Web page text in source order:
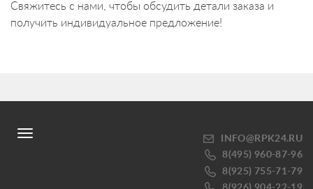
Свяжитесь с нами, чтобы обсудить детали заказа и
получить индивидуальное предложение!
Toggle
INFO@RPK24.RU
8(495) 960-87-96
8(925) 755-71-79